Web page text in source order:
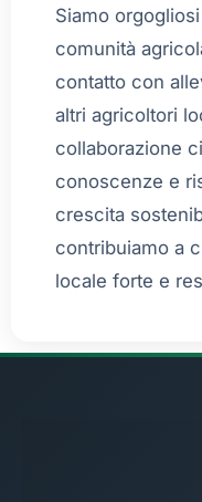
Siamo
comunità
contatto con
altri agricoltori
collaborazione
conoscenze e
crescita
contribuiamo a
locale forte e